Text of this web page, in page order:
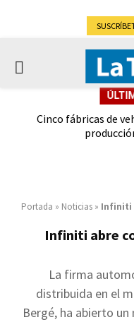
PRIMARY
Cinco fábricas de
Portada » Noticias » Infiniti
Infiniti abre
La firma
distribuida en el
Bergé, ha abierto un